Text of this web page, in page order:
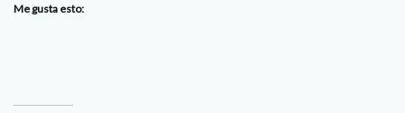
Me gusta esto: